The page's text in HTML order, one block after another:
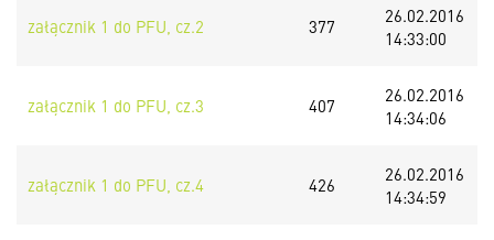
załącznik 1 do PFU, cz.2 377
26.02.2016
14:33:00
załącznik 1 do PFU, cz.3 407
26.02.2016
14:34:06
załącznik 1 do PFU, cz.4 426
26.02.2016
14:34:59